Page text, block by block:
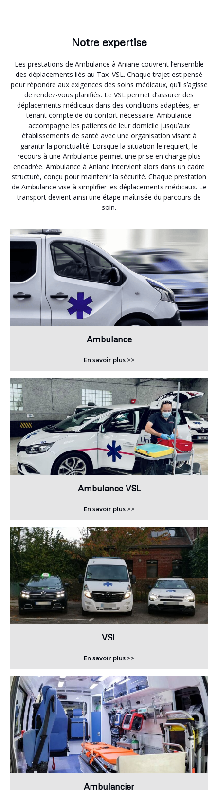
Notre expertise
Les prestations de Ambulance à Aniane couvrent l’ensemble
des déplacements liés au Taxi VSL. Chaque trajet est pensé
pour répondre aux exigences des soins médicaux, qu’il s’agisse
de rendez-vous planifiés. Le VSL permet d’assurer des
déplacements médicaux dans des conditions adaptées, en
tenant compte de du confort nécessaire. Ambulance
accompagne les patients de leur domicile jusqu’aux
établissements de santé avec une organisation visant à
garantir la ponctualité. Lorsque la situation le requiert, le
recours à une Ambulance permet une prise en charge plus
encadrée. Ambulance à Aniane intervient alors dans un cadre
structuré, conçu pour maintenir la sécurité. Chaque prestation
de Ambulance vise à simplifier les déplacements médicaux. Le
transport devient ainsi une étape maîtrisée du parcours de
soin.
Ambulance
En savoir plus >>
Ambulance VSL
En savoir plus >>
VSL
En savoir plus >>
Ambulancier